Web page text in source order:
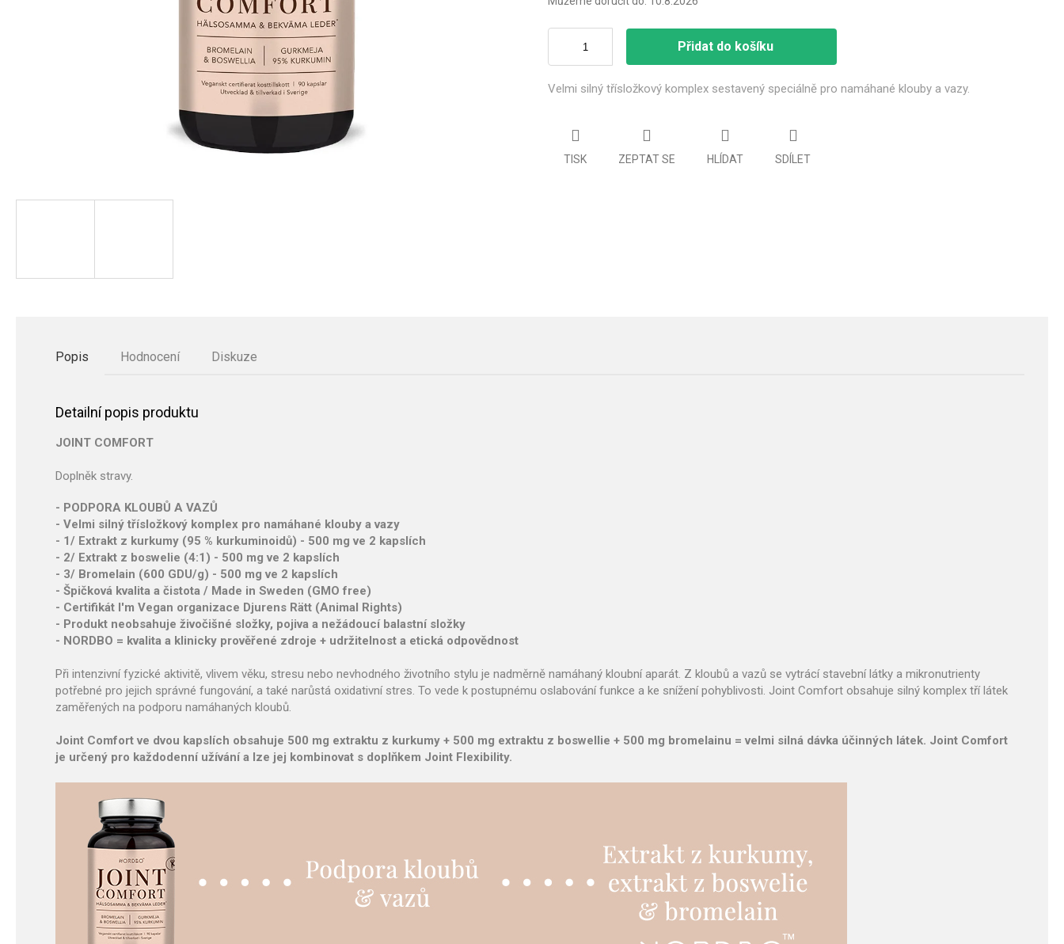
Přidat do košíku
Velmi silný třísložkový komplex sestavený speciálně pro namáhané klouby a vazy.
TISK ZEPTAT SE HLÍDAT SDÍLET
Popis Hodnocení Diskuze
Detailní popis produktu
JOINT COMFORT
Doplněk stravy.
- PODPORA KLOUBŮ A VAZŮ
- Velmi silný třísložkový komplex pro namáhané klouby a vazy
- 1/ Extrakt z kurkumy (95 % kurkuminoidů) - 500 mg ve 2 kapslích
- 2/ Extrakt z boswelie (4:1) - 500 mg ve 2 kapslích
- 3/ Bromelain (600 GDU/g) - 500 mg ve 2 kapslích
- Špičková kvalita a čistota / Made in Sweden (GMO free)
- Certifikát I'm Vegan organizace Djurens Rätt (Animal Rights)
- Produkt neobsahuje živočišné složky, pojiva a nežádoucí balastní složky
- NORDBO = kvalita a klinicky prověřené zdroje + udržitelnost a etická odpovědnost
Při intenzivní fyzické aktivitě, vlivem věku, stresu nebo nevhodného životního stylu je nadměrně namáhaný kloubní aparát. Z kloubů a vazů se vytrácí stavební látky a mikronutrienty
potřebné pro jejich správné fungování, a také narůstá oxidativní stres. To vede k postupnému oslabování funkce a ke snížení pohyblivosti. Joint Comfort obsahuje silný komplex tří látek
zaměřených na podporu namáhaných kloubů.
Joint Comfort ve dvou kapslích obsahuje 500 mg extraktu z kurkumy + 500 mg extraktu z boswellie + 500 mg bromelainu = velmi silná dávka účinných látek. Joint Comfort
je určený pro každodenní užívání a lze jej kombinovat s doplňkem Joint Flexibility.